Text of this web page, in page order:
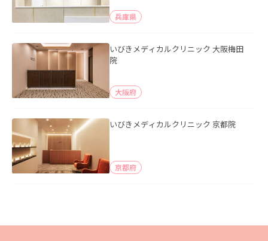
兵庫県
いびきメディカルクリニック 大阪梅田
院
大阪府
いびきメディカルクリニック 京都院
京都府